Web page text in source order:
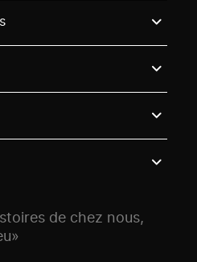
de chez nous,